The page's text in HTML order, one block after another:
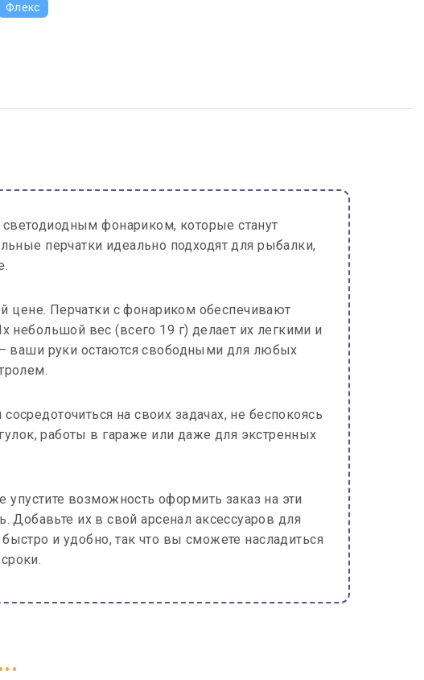
Флекс
фонариком, которые станут
перчатки идеально подходят для рыбалки,
цене. Перчатки с фонариком обеспечивают
вес (всего 19 г) делает их легкими и
ваши руки остаются свободными для любых
на своих задачах, не беспокоясь
работы в гараже или даже для экстренных
возможность оформить заказ на эти
их в свой арсенал аксессуаров для
и удобно, так что вы сможете насладиться